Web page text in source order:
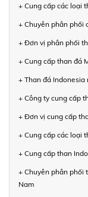
+ Cung cấp các loại
+ Chuyên phân phối
+ Đơn vị phân phối
+ Cung cấp than đá
+ Than đá Indonesia
+ Công ty cung cấp
+ Đơn vị cung cấp
+ Cung cấp các loại
+ Cung cấp than
+ Chuyên phân phối
Nam